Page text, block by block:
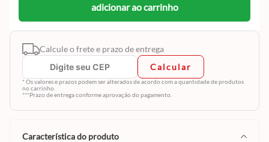
adicionar ao carrinho
Calcule o frete e prazo de entrega
Calcular
* Os valores e prazos podem ser alterados de acordo com a quantidade de produtos
no carrinho.
***Prazo de entrega conforme aprovação do pagamento.
característica do produto